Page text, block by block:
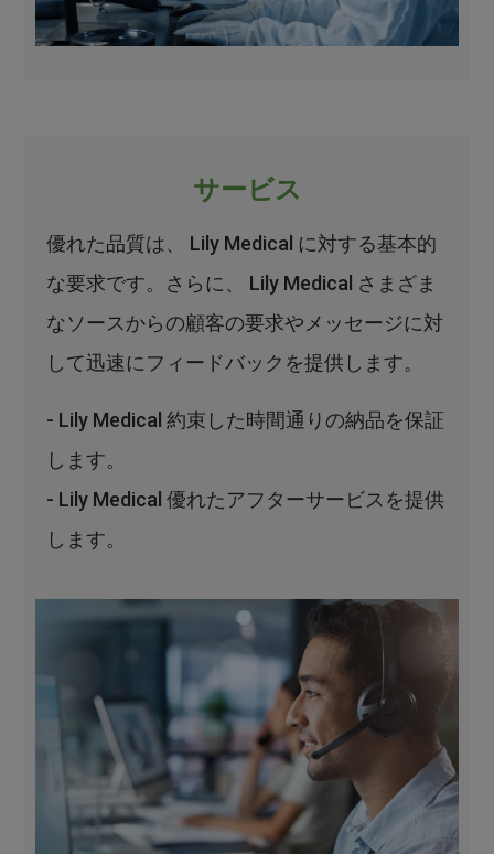
サービス
優れた品質は、 Lily Medical に対する基本的
な要求です。さらに、 Lily Medical さまざま
なソースからの顧客の要求やメッセージに対
して迅速にフィードバックを提供します。
- Lily Medical 約束した時間通りの納品を保証
します。
- Lily Medical 優れたアフターサービスを提供
します。